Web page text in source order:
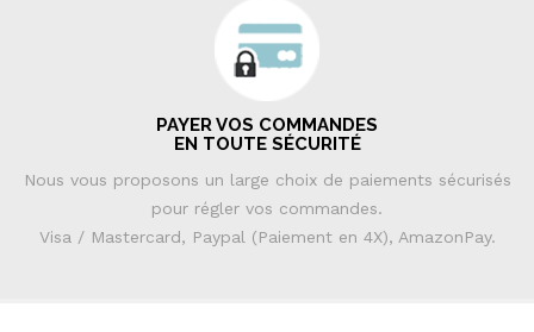
PAYER VOS COMMANDES
EN TOUTE SÉCURITÉ
Nous vous proposons un large choix de paiements sécurisés
pour régler vos commandes.
Visa / Mastercard, Paypal (Paiement en 4X), AmazonPay.